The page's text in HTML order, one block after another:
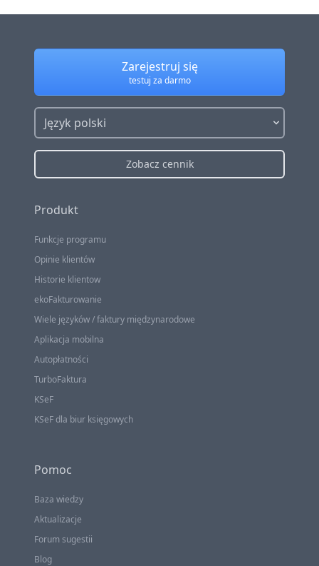
Produkt
Funkcje programu
Opinie klientów
Historie klientow
ekoFakturowanie
Wiele języków / faktury międzynarodowe
Aplikacja mobilna
Autopłatności
TurboFaktura
KSeF
KSeF dla biur księgowych
Pomoc
Baza wiedzy
Aktualizacje
Forum sugestii
Blog
Zarejestruj się
testuj za darmo
Język polski
Zobacz cennik